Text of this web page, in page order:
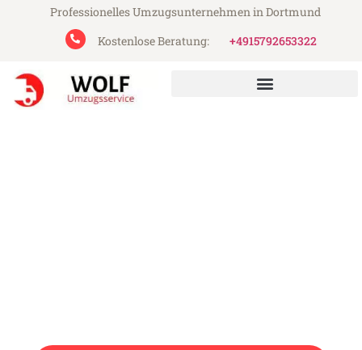
Professionelles Umzugsunternehmen in Dortmund
Kostenlose Beratung:
+4915792653322